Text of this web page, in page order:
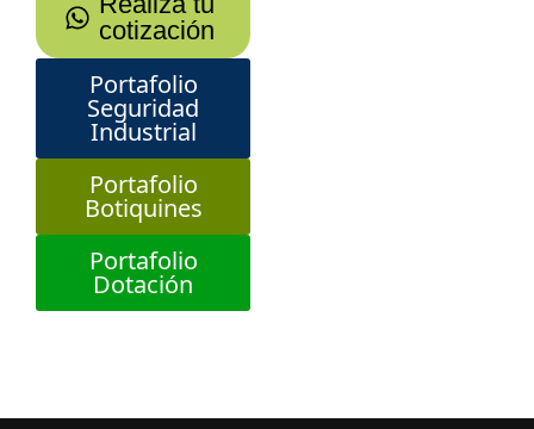
cotización
Portafolio
Seguridad
Industrial
Portafolio
Botiquines
Portafolio
Dotación